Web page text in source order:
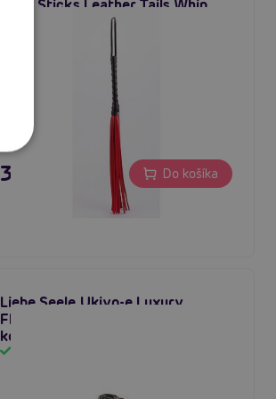
Devil Sticks Leather Tails Whip
(Red), kožený bičík s pokarhaním
31,80 € Do košíka
Liebe Seele Ukiyo-e Luxury
Flogger Whip (Red Rosy), sexy
kožený bičík s důtky